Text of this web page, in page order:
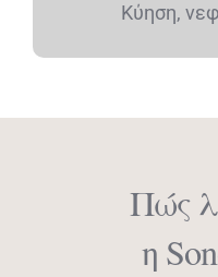
Κύηση,
Πώς
η